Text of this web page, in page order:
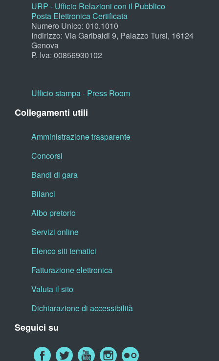
URP - Ufficio Relazioni con il Pubblico
Posta Elettronica Certificata
Numero Unico: 010.1010
Indirizzo: Via Garibaldi 9, Palazzo Tursi, 16124
Genova
P. Iva: 00856930102
Ufficio stampa - Press Room
Collegamenti utili
Amministrazione trasparente
Concorsi
Bandi di gara
Bilanci
Albo pretorio
Servizi online
Elenco siti tematici
Fatturazione elettronica
Valuta il sito
Dichiarazione di accessibilità
Seguici su